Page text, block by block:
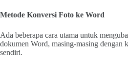
Metode Konversi Foto ke Word
Ada beberapa cara utama untuk
dokumen Word, masing-masing dengan
sendiri.